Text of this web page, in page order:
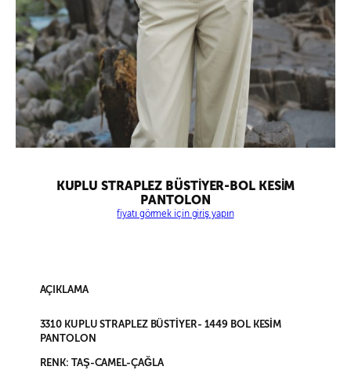
KUPLU STRAPLEZ BÜSTİYER-BOL KESİM
PANTOLON
fiyatı görmek için giriş yapın
AÇIKLAMA
3310 KUPLU STRAPLEZ BÜSTİYER- 1449 BOL KESİM
PANTOLON
RENK: TAŞ-CAMEL-ÇAĞLA